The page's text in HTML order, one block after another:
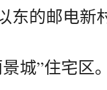
东的邮电新
城”住宅区